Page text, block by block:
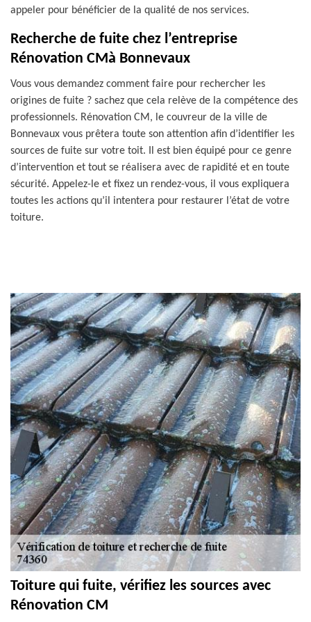
appeler pour bénéficier de la qualité de nos services.
Recherche de fuite chez l’entreprise
Rénovation CMà Bonnevaux
Vous vous demandez comment faire pour rechercher les
origines de fuite ? sachez que cela relève de la compétence des
professionnels. Rénovation CM, le couvreur de la ville de
Bonnevaux vous prêtera toute son attention afin d’identifier les
sources de fuite sur votre toit. Il est bien équipé pour ce genre
d’intervention et tout se réalisera avec de rapidité et en toute
sécurité. Appelez-le et fixez un rendez-vous, il vous expliquera
toutes les actions qu’il intentera pour restaurer l’état de votre
toiture.
Toiture qui fuite, vérifiez les sources avec
Rénovation CM